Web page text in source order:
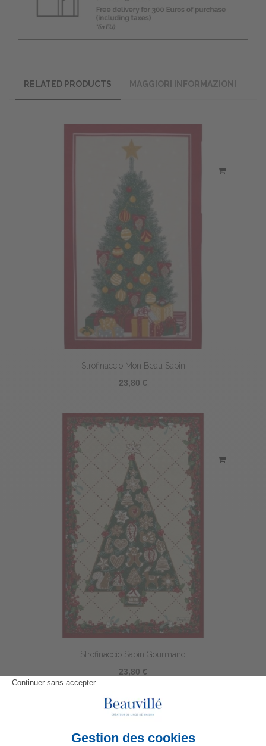
RELATED PRODUCTS MAGGIORI INFORMAZIONI
Strofinaccio Mon Beau Sapin
23,80 €
Strofinaccio Sapin Gourmand
23,80 €